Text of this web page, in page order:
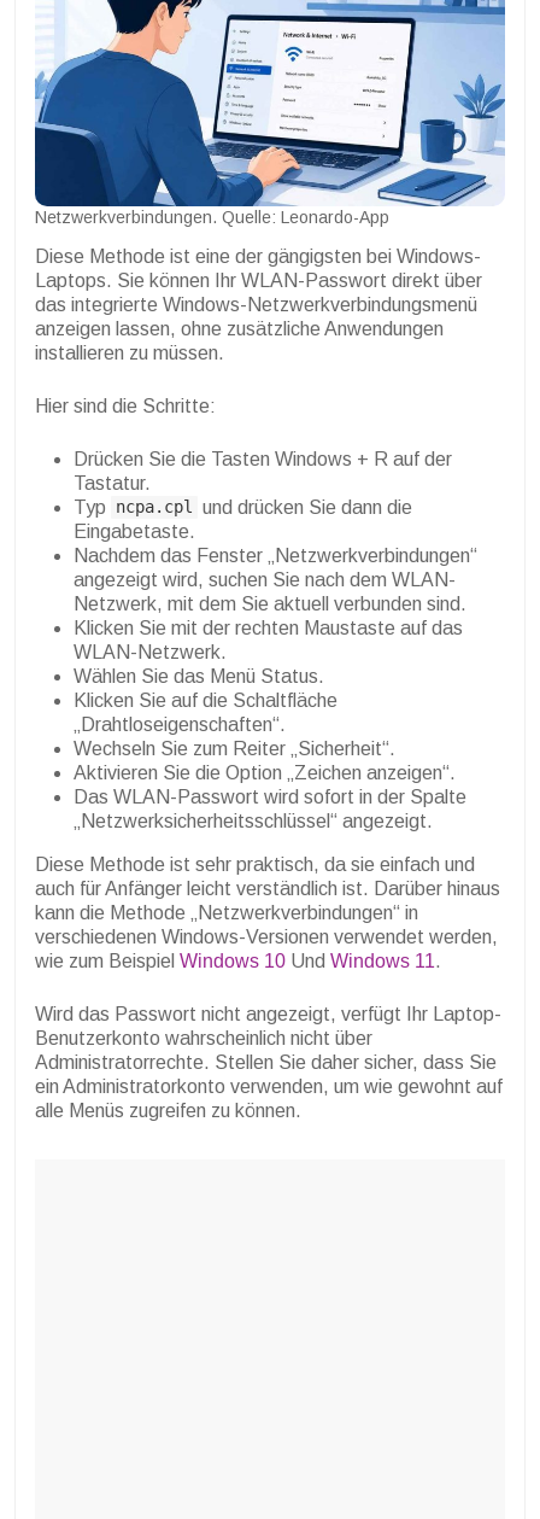
Netzwerkverbindungen. Quelle: Leonardo-App
Diese Methode ist eine der gängigsten bei Windows-
Laptops. Sie können Ihr WLAN-Passwort direkt über
das integrierte Windows-Netzwerkverbindungsmenü
anzeigen lassen, ohne zusätzliche Anwendungen
installieren zu müssen.
Hier sind die Schritte:
Drücken Sie die Tasten Windows + R auf der
Tastatur.
Typ
ncpa.cpl und drücken Sie dann die
Eingabetaste.
Nachdem das Fenster „Netzwerkverbindungen“
angezeigt wird, suchen Sie nach dem WLAN-
Netzwerk, mit dem Sie aktuell verbunden sind.
Klicken Sie mit der rechten Maustaste auf das
WLAN-Netzwerk.
Wählen Sie das Menü Status.
Klicken Sie auf die Schaltfläche
„Drahtloseigenschaften“.
Wechseln Sie zum Reiter „Sicherheit“.
Aktivieren Sie die Option „Zeichen anzeigen“.
Das WLAN-Passwort wird sofort in der Spalte
„Netzwerksicherheitsschlüssel“ angezeigt.
Diese Methode ist sehr praktisch, da sie einfach und
auch für Anfänger leicht verständlich ist. Darüber hinaus
kann die Methode „Netzwerkverbindungen“ in
verschiedenen Windows-Versionen verwendet werden,
wie zum Beispiel Windows 10 Und Windows 11.
Wird das Passwort nicht angezeigt, verfügt Ihr Laptop-
Benutzerkonto wahrscheinlich nicht über
Administratorrechte. Stellen Sie daher sicher, dass Sie
ein Administratorkonto verwenden, um wie gewohnt auf
alle Menüs zugreifen zu können.